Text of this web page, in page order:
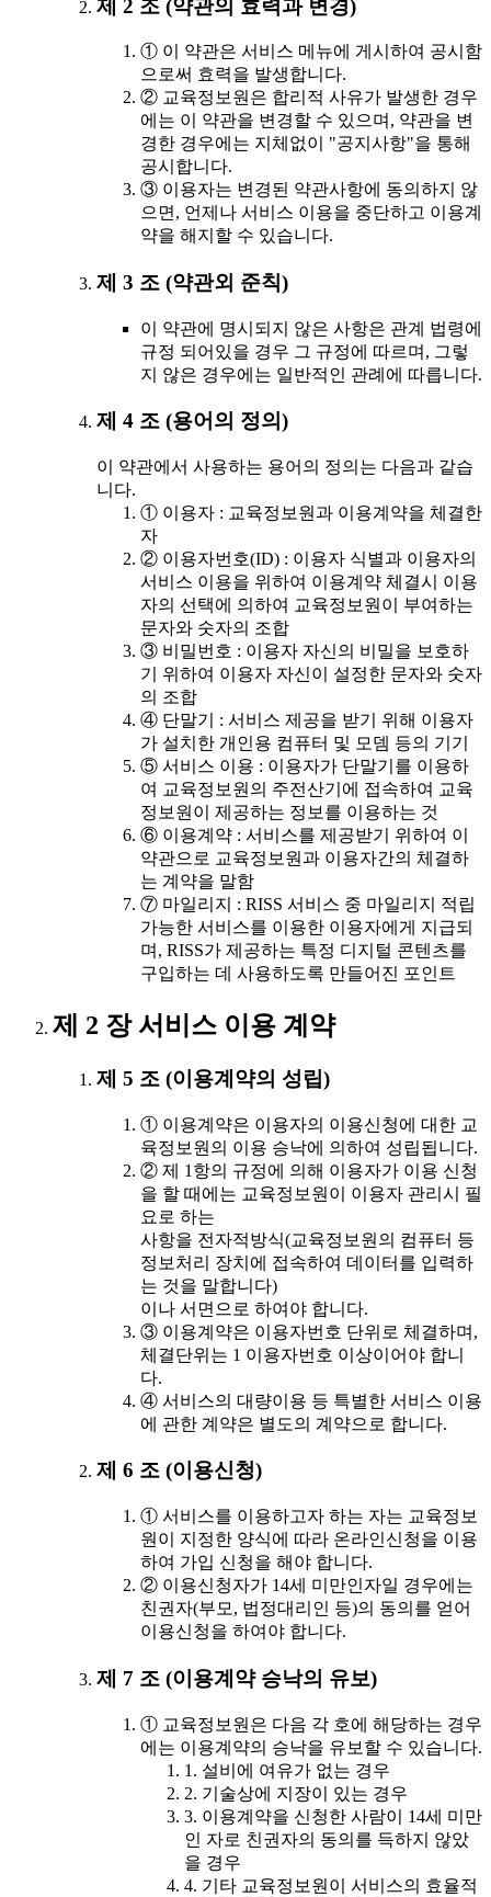
제 2 조 (약관의 효력과 변경)
① 이 약관은 서비스 메뉴에 게시하여 공시함
으로써 효력을 발생합니다.
② 교육정보원은 합리적 사유가 발생한 경우
에는 이 약관을 변경할 수 있으며, 약관을 변
경한 경우에는 지체없이 "공지사항"을 통해
공시합니다.
③ 이용자는 변경된 약관사항에 동의하지 않
으면, 언제나 서비스 이용을 중단하고 이용계
약을 해지할 수 있습니다.
제 3 조 (약관외 준칙)
이 약관에 명시되지 않은 사항은 관계 법령에
규정 되어있을 경우 그 규정에 따르며, 그렇
지 않은 경우에는 일반적인 관례에 따릅니다.
제 4 조 (용어의 정의)
이 약관에서 사용하는 용어의 정의는 다음과 같습
니다.
① 이용자 : 교육정보원과 이용계약을 체결한
자
② 이용자번호(ID) : 이용자 식별과 이용자의
서비스 이용을 위하여 이용계약 체결시 이용
자의 선택에 의하여 교육정보원이 부여하는
문자와 숫자의 조합
③ 비밀번호 : 이용자 자신의 비밀을 보호하
기 위하여 이용자 자신이 설정한 문자와 숫자
의 조합
④ 단말기 : 서비스 제공을 받기 위해 이용자
가 설치한 개인용 컴퓨터 및 모뎀 등의 기기
⑤ 서비스 이용 : 이용자가 단말기를 이용하
여 교육정보원의 주전산기에 접속하여 교육
정보원이 제공하는 정보를 이용하는 것
⑥ 이용계약 : 서비스를 제공받기 위하여 이
약관으로 교육정보원과 이용자간의 체결하
는 계약을 말함
⑦ 마일리지 : RISS 서비스 중 마일리지 적립
가능한 서비스를 이용한 이용자에게 지급되
며, RISS가 제공하는 특정 디지털 콘텐츠를
구입하는 데 사용하도록 만들어진 포인트
제 2 장 서비스 이용 계약
제 5 조 (이용계약의 성립)
① 이용계약은 이용자의 이용신청에 대한 교
육정보원의 이용 승낙에 의하여 성립됩니다.
② 제 1항의 규정에 의해 이용자가 이용 신청
을 할 때에는 교육정보원이 이용자 관리시 필
요로 하는
사항을 전자적방식(교육정보원의 컴퓨터 등
정보처리 장치에 접속하여 데이터를 입력하
는 것을 말합니다)
이나 서면으로 하여야 합니다.
③ 이용계약은 이용자번호 단위로 체결하며,
체결단위는 1 이용자번호 이상이어야 합니
다.
④ 서비스의 대량이용 등 특별한 서비스 이용
에 관한 계약은 별도의 계약으로 합니다.
제 6 조 (이용신청)
① 서비스를 이용하고자 하는 자는 교육정보
원이 지정한 양식에 따라 온라인신청을 이용
하여 가입 신청을 해야 합니다.
② 이용신청자가 14세 미만인자일 경우에는
친권자(부모, 법정대리인 등)의 동의를 얻어
이용신청을 하여야 합니다.
제 7 조 (이용계약 승낙의 유보)
① 교육정보원은 다음 각 호에 해당하는 경우
에는 이용계약의 승낙을 유보할 수 있습니다.
1. 설비에 여유가 없는 경우
2. 기술상에 지장이 있는 경우
3. 이용계약을 신청한 사람이 14세 미만
인 자로 친권자의 동의를 득하지 않았
을 경우
4. 기타 교육정보원이 서비스의 효율적